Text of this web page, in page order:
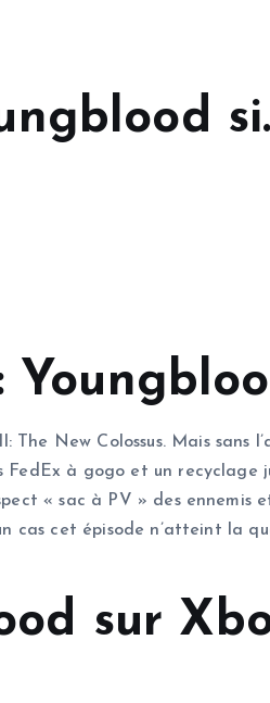
New Colossus. Mais sans
à gogo et un recyclage
« sac à PV » des ennemis
cas cet épisode n’atteint la
sur